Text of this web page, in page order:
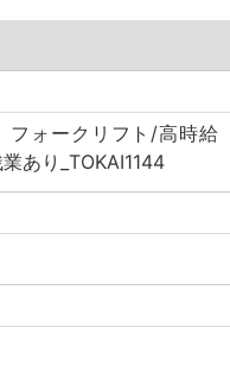
フォークリフト/高時給
あり_TOKAI1144